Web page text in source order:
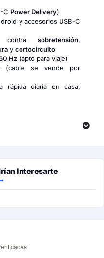
C Power Delivery)
y accesorios USB-C
contra sobretensión,
y cortocircuito
Hz (apto para viaje)
se vende por
rápida diaria en casa,
Interesarte